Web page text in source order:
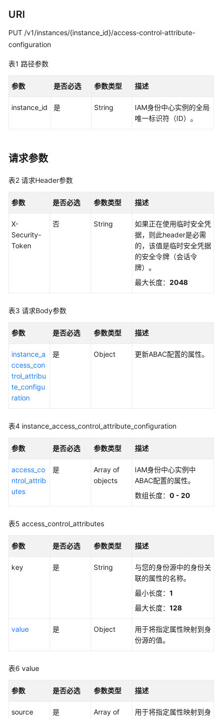
API
概
用
实
例
例
配
的
问
制
取
定
问
置
DescribeInstanceAccessControlAttributeConfiguration
URI
PUT /v1/instances/{instance_id}/access-control-attribute-
configuration
表1 路径参数
参数 是否必选 参数类型 描述
instance_id 是 String
IAM身份中心实例的全局
唯一标识符（ID）。
请求参数
表2 请求Header参数
参数 是否必选 参数类型 描述
X-
Security-
Token
否 String
如果正在使用临时安全凭
据，则此header是必需
的，该值是临时安全凭据
的安全令牌（会话令
牌）。
最大长度： 2048
表3 请求Body参数
参数 是否必选 参数类型 描述
instance_a
ccess_con
trol_attribu
te_configu
ration
是 Object 更新ABAC配置的属性。
表4 instance_access_control_attribute_configuration
参数 是否必选 参数类型 描述
access_co
ntrol_attrib
utes
是
Array of
objects
IAM身份中心实例中
ABAC配置的属性。
数组长度： 0 - 20
表5 access_control_attributes
参数 是否必选 参数类型 描述
key 是 String
与您的身份源中的身份关
联的属性的名称。
最小长度： 1
最大长度： 128
value 是 Object
用于将指定属性映射到身
份源的值。
表6 value
参数 是否必选 参数类型 描述
source 是
Array of
用于将指定属性映射到身